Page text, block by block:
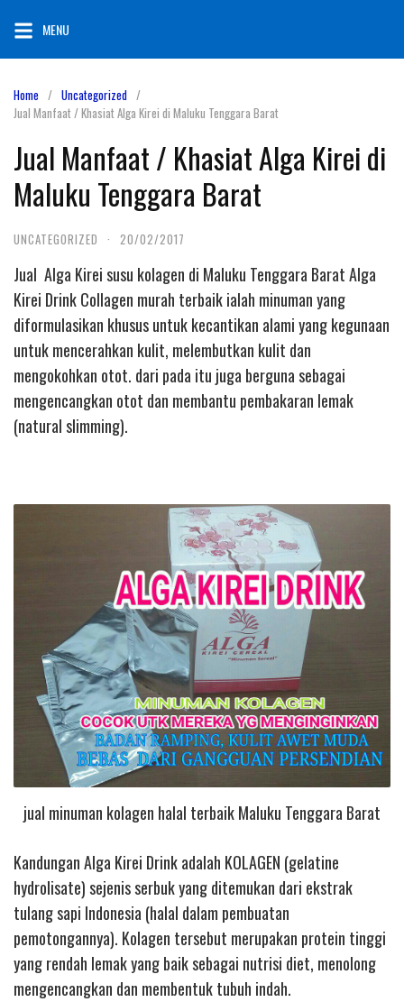
content
MENU
Home
Uncategorized
Jual Manfaat / Khasiat Alga Kirei di Maluku Tenggara Barat
Jual Manfaat / Khasiat Alga Kirei di
Maluku Tenggara Barat
UNCATEGORIZED · 20/02/2017
Jual Alga Kirei susu kolagen di Maluku Tenggara Barat Alga
Kirei Drink Collagen murah terbaik ialah minuman yang
diformulasikan khusus untuk kecantikan alami yang kegunaan
untuk mencerahkan kulit, melembutkan kulit dan
mengokohkan otot. dari pada itu juga berguna sebagai
mengencangkan otot dan membantu pembakaran lemak
(natural slimming).
jual minuman kolagen halal terbaik Maluku Tenggara Barat
Kandungan Alga Kirei Drink adalah KOLAGEN (gelatine
hydrolisate) sejenis serbuk yang ditemukan dari ekstrak
tulang sapi Indonesia (halal dalam pembuatan
pemotongannya). Kolagen tersebut merupakan protein tinggi
yang rendah lemak yang baik sebagai nutrisi diet, menolong
mengencangkan dan membentuk tubuh indah.